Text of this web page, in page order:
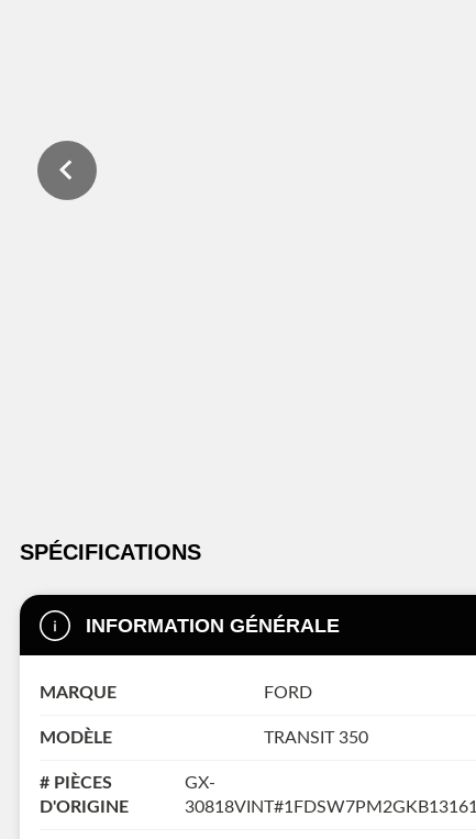
SPÉCIFICATIONS
INFORMATION GÉNÉRALE
MARQUE FORD
MODÈLE TRANSIT 350
# PIÈCES
D'ORIGINE
GX-
30818VINT#1FDSW7PM2GKB13161